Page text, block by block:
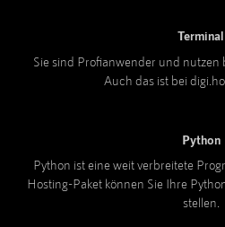
Terminal
Sie sind Profianwender und nutzen
Auch das ist bei
Python
Python ist eine weit verbreitete
Hosting-Paket können Sie Ihre
stellen.